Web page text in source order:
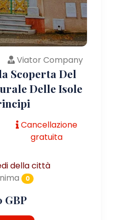
Viator Company
Scoperta Del
Delle Isole
Cancellazione
gratuita
della città
0
GBP